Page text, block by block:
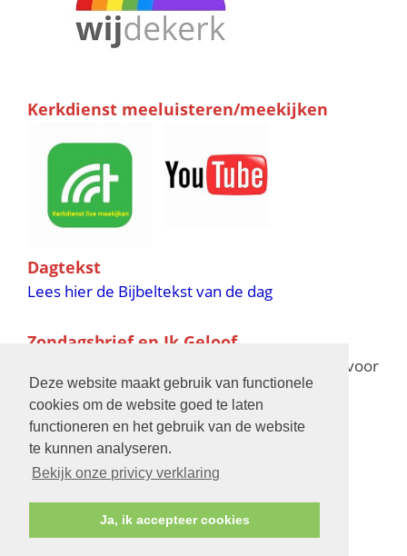
Deze website maakt gebruik van functionele
cookies om de website goed te laten
functioneren en het gebruik van de website
te kunnen analyseren.
Bekijk onze privicy verklaring
Ja, ik accepteer cookies
Kerkdienst meeluisteren/meekijken
Dagtekst
Lees hier de Bijbeltekst van de dag
Zondagsbrief en Ik Geloof
voor
de verschijningsdata in 2025 en 2026
Bijbelschool